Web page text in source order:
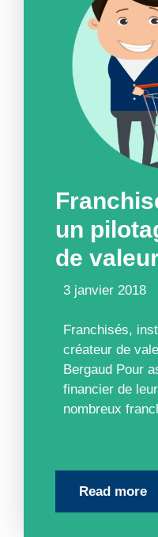
un
de
3 janvier 2018
Franchisés,
créateur de
Bergaud Pour
financier de
nombreux
Read more